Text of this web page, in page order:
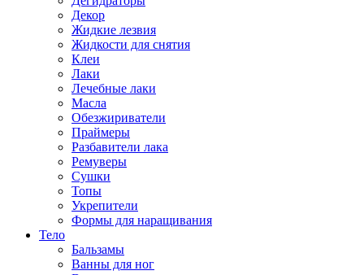
Декор
Жидкие лезвия
Жидкости для снятия
Клеи
Лаки
Лечебные лаки
Масла
Обезжириватели
Праймеры
Разбавители лака
Ремуверы
Сушки
Топы
Укрепители
Формы для наращивания
Тело
Бальзамы
Ванны для ног